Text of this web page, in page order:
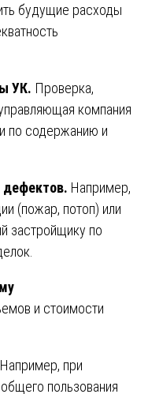
будущие расходы
УК. Проверка,
компания
по содержанию и
Например,
(пожар, потоп) или
застройщику по
и стоимости
Например, при
пользования